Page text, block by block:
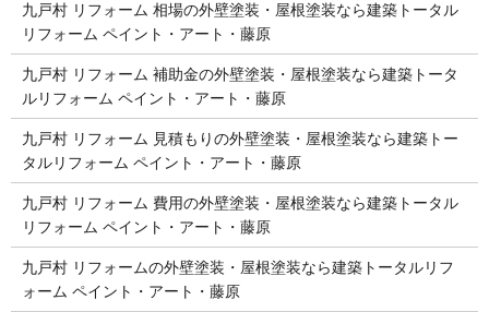
九戸村 リフォーム 相場の外壁塗装・屋根塗装なら建築トータル
リフォーム ペイント・アート・藤原
九戸村 リフォーム 補助金の外壁塗装・屋根塗装なら建築トータ
ルリフォーム ペイント・アート・藤原
九戸村 リフォーム 見積もりの外壁塗装・屋根塗装なら建築トー
タルリフォーム ペイント・アート・藤原
九戸村 リフォーム 費用の外壁塗装・屋根塗装なら建築トータル
リフォーム ペイント・アート・藤原
九戸村 リフォームの外壁塗装・屋根塗装なら建築トータルリフ
ォーム ペイント・アート・藤原